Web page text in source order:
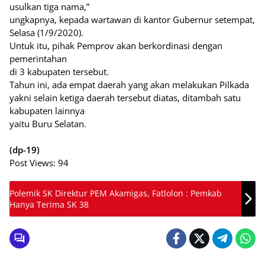
usulkan tiga nama,”
ungkapnya, kepada wartawan di kantor Gubernur setempat,
Selasa (1/9/2020).
Untuk itu, pihak Pemprov akan berkordinasi dengan
pemerintahan
di 3 kabupaten tersebut.
Tahun ini, ada empat daerah yang akan melakukan Pilkada
yakni selain ketiga daerah tersebut diatas, ditambah satu
kabupaten lainnya
yaitu Buru Selatan.
(dp-19)
Post Views: 94
Polemik SK Direktur PEM Akamigas, Fatlolon : Pemkab
Hanya Terima SK 38